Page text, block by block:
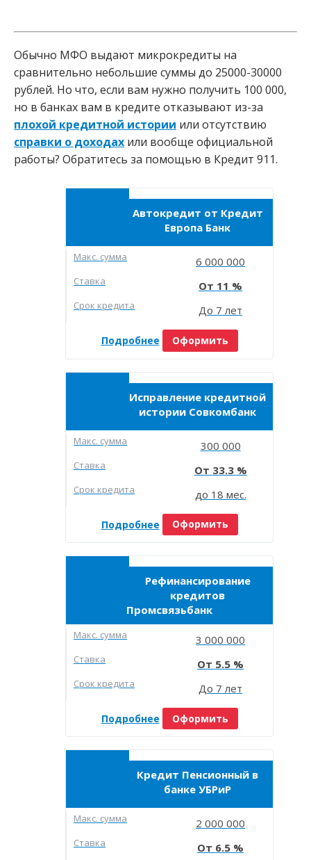
Обычно МФО выдают микрокредиты на
сравнительно небольшие суммы до 25000-30000
рублей. Но что, если вам нужно получить 100 000,
но в банках вам в кредите отказывают из-за
плохой кредитной истории или отсутствию
справки о доходах или вообще официальной
работы? Обратитесь за помощью в Кредит 911.
Автокредит от Кредит
Европа Банк
Макc. сумма 6 000 000
Ставка 11
Срок кредита До 7 лет
Подробнее Оформить
Исправление кредитной
истории Совкомбанк
Макc. сумма 300 000
Ставка 33.3
Срок кредита до 18 мес.
Подробнее Оформить
Рефинансирование
кредитов
Промсвязьбанк
Макc. сумма 3 000 000
Ставка 5.5
Срок кредита До 7 лет
Подробнее Оформить
Кредит Пенсионный в
банке УБРиР
Макc. сумма 2 000 000
Ставка 6.5